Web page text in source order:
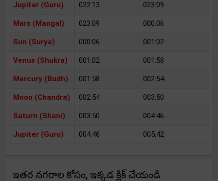
Jupiter (Guru) 022:13 023:09
Mars (Mangal) 023:09 000:06
Sun (Surya) 000:06 001:02
Venus (Shukra) 001:02 001:58
Mercury (Budh) 001:58 002:54
Moon (Chandra) 002:54 003:50
Saturn (Shani) 003:50 004:46
Jupiter (Guru) 004:46 005:42
ఇతర నగరాల కోసం, ఇక్కడ క్లిక్ చేయండి